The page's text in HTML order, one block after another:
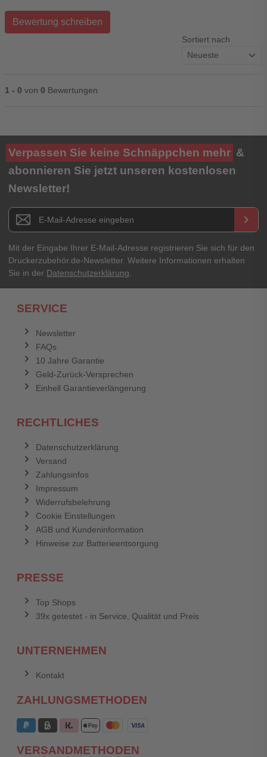
Bewertung schreiben
Sortiert nach
1 - 0 von 0 Bewertungen
Ihre Bewertung**
★★★★★
Titel**
E-Mail-Adresse
Ihr Passwort
Verpassen Sie keine Schnäppchen mehr &
abonnieren Sie jetzt unseren kostenlosen
Newsletter!
Newsletter E-Mail Adresse keyboard_arrow_right
Mit der Eingabe Ihrer E-Mail-Adresse registrieren Sie sich für den
Druckerzubehör.de-Newsletter. Weitere Informationen erhalten
Sie in der Datenschutzerklärung.
SERVICE
Newsletter
FAQs
10 Jahre Garantie
Geld-Zurück-Versprechen
Einhell Garantieverlängerung
RECHTLICHES
Datenschutzerklärung
Versand
Zahlungsinfos
Impressum
Widerrufsbelehrung
Cookie Einstellungen
AGB und Kundeninformation
Hinweise zur Batterieentsorgung
PRESSE
Top Shops
39x getestet - in Service, Qualität und Preis
UNTERNEHMEN
Kontakt
ZAHLUNGSMETHODEN
VERSANDMETHODEN